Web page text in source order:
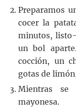
Preparamos
cocer la
minutos,
un bol
cocción, un
gotas de
Mientras se
mayonesa.